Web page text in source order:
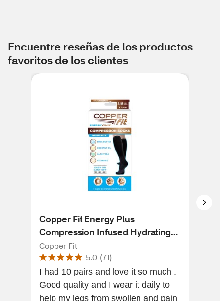
Encuentre reseñas de los productos
favoritos de los clientes
Copper Fit Energy Plus
Compression Infused Hydrating
Socks
Copper Fit
5.0 (71)
I had 10 pairs and love it so much .
Good quality and I wear it daily to
help my legs from swollen and pain